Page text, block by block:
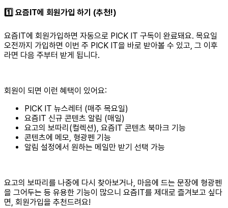
1️⃣ 요즘IT에 회원가입 하기 (추천!)
요즘IT에 회원가입하면 자동으로 PICK IT 구독이 완료돼요. 목요일
오전까지 가입하면 이번 주 PICK IT을 바로 받아볼 수 있고, 그 이후
라면 다음 주부터 받게 됩니다.
회원이 되면 이런 혜택이 있어요:
PICK IT 뉴스레터 (매주 목요일)
요즘IT 신규 콘텐츠 알림 (매일)
요고의 보따리(컬렉션), 요즘IT 콘텐츠 북마크 기능
콘텐츠에 메모, 형광펜 기능
알림 설정에서 원하는 메일만 받기 선택 가능
요고의 보따리를 나중에 다시 찾아보거나, 마음에 드는 문장에 형광펜
을 그어두는 등 유용한 기능이 많으니 요즘IT를 제대로 즐겨보고 싶다
면, 회원가입을 추천드려요!